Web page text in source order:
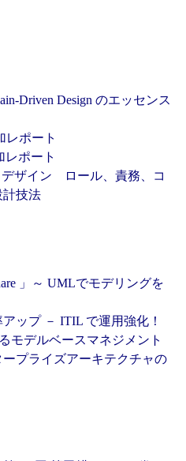
Driven Design のエッセンス
レポート
レポート
ザイン ロール、責務、コ
計技法
」～ UMLでモデリングを
ップ － ITIL で運用強化！
モデルベースマネジメント
プライズアーキテクチャの